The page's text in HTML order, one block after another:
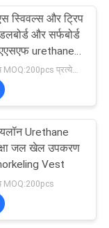
31
8
स्विवल्स और ट्रिप
और सर्फबोर्ड
urethane
एसयूपी पट्टाबातचीत योग्य MOQ:200pcs प्रत्येक रंग
Urethane
जल खेल उपकरण
Vest
MOQ:200pcs